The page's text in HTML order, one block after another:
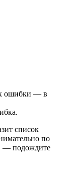
ошибки — в
список
по
— подождите